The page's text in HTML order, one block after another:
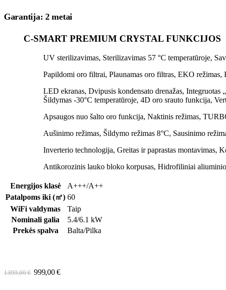
Garantija: 2 metai
C-SMART PREMIUM CRYSTAL FUNKCIJOS
UV sterilizavimas, Sterilizavimas 57 °C temperatūroje,
Papildomi oro filtrai, Plaunamas oro filtras, EKO
LED ekranas, Dvipusis kondensato drenažas,
Šildymas -30°C temperatūroje, 4D oro srauto funkcija,
Apsaugos nuo šalto oro funkcija, Naktinis režimas,
Aušinimo režimas, Šildymo režimas 8°C, Sausinimo
Inverterio technologija, Greitas ir paprastas montavimas,
Antikorozinis lauko bloko korpusas, Hidrofiliniai
Energijos klasė
A+++/A++
Patalpoms iki (㎡) 60
WiFi valdymas
Taip
Nominali galia
5.4/6.1 kW
Prekės spalva
Balta/Pilka
1399,00€ Original
999,00€Current